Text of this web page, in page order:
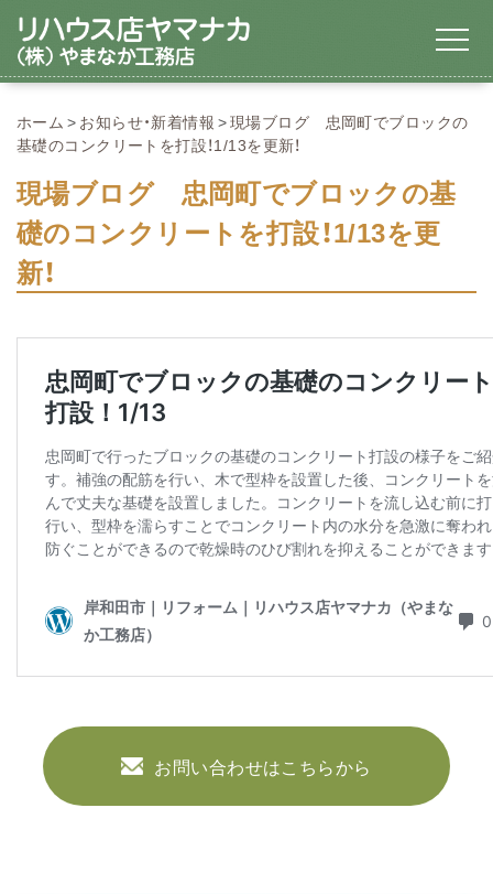
ホーム お知らせ・新着情報
現場ブログ 忠岡町でブロックの
基礎のコンクリートを打設！1/13を更新！
現場ブログ 忠岡町でブロックの基
礎のコンクリートを打設！1/13を更
新！
お問い合わせはこちらから